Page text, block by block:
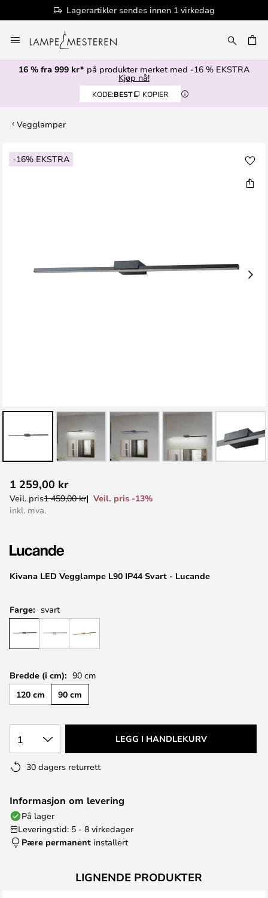
Lagerartikler sendes innen 1 virkedag
til
innhold
16 % fra 999 kr* på produkter merket med -16 % EKSTRA
Kjøp nå!
KODE:BEST KOPIER
Vegglamper
-16% EKSTRA
Gå
til
til
begynnelsen
Kivana LED Vegglampe L90 IP44 Svart - Lucande
1 259,00 kr
Veil. pris1 459,00 kr
Veil. pris -13%
inkl. mva.
Farge: svart
Bredde (i cm): 90 cm
120 cm
90 cm
1 LEGG I HANDLEKURV
30 dagers returrett
Informasjon om levering
På lager
Leveringstid: 5 - 8 virkedager
Pære permanent installert
LIGNENDE PRODUKTER